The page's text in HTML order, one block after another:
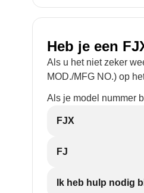
Heb je een
Als u het niet zeker
MOD./MFG NO.) op
Als je model nummer
FJX
FJ
Ik heb hulp nodig